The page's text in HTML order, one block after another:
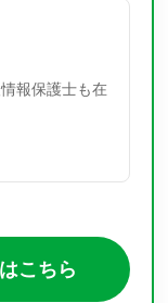
報保護士も在
こちら